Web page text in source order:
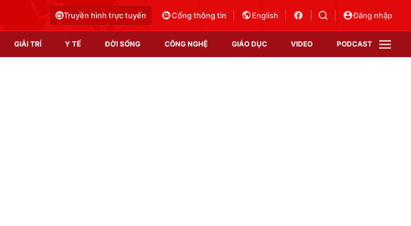
Truyền hình trực tuyến Cổng thông tin English Đăng nhập
GIẢI TRÍ Y TẾ ĐỜI SỐNG CÔNG NGHỆ GIÁO DỤC VIDEO PODCAST